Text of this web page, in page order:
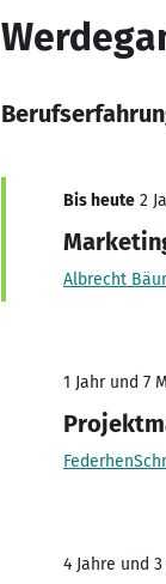
Bis heute 2
Albrecht
1 Jahr und 7
4 Jahre und